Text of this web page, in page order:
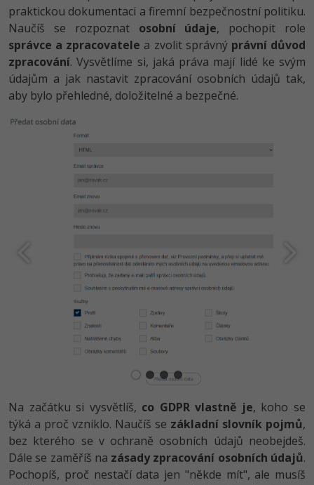
Copywriter
WordPress specialista
SEO specialista
Algoritmy -41%
Umělá inteligence (AI) -10%
Pro děti
Více
Time management
Windows
Linux
Sítě
Kybernetická bezpečnost
Elektronický podpis
Fórum
Kurzy designu
HTML/CSS -80%
Photoshop
-80%
Adobe XD -15%
Adobe InDesign -25%
Příběhy absolventů
praktickou dokumentaci a firemní bezpečnostní politiku.
Naučíš se rozpoznat osobní údaje, pochopit role
správce a zpracovatele a zvolit správný právní důvod
zpracování. Vysvětlíme si, jaká práva mají lidé ke svým
údajům a jak nastavit zpracování osobních údajů tak,
aby bylo přehledné, doložitelné a bezpečné.
Na začátku si vysvětlíš, co GDPR vlastně je, koho se
týká a proč vzniklo. Naučíš se základní slovník pojmů,
bez kterého se v ochraně osobních údajů neobejdeš.
Dále se zaměříš na zásady zpracování osobních údajů.
Pochopíš, proč nestačí data jen "někde mít", ale musíš